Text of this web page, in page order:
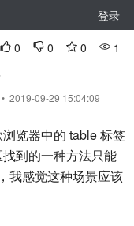
登录
0 0 0 1
2019-09-29 15:04:09
览器中的 table 标签
到的一种方法只能
我感觉这种场景应该